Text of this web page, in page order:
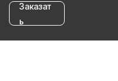
Заказат
ь